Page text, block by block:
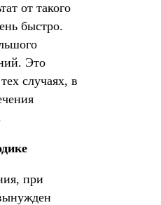
от такого
быстро.
Это
случаях, в
при